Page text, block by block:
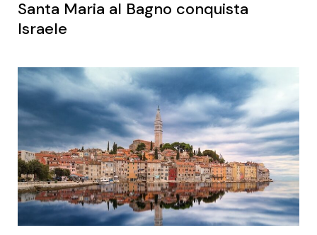
Santa Maria al Bagno conquista
Israele